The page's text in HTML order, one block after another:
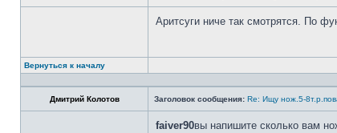
Аритсуги ниче так смотрятся. По
Вернуться к началу
Дмитрий Колотов Заголовок сообщения: Re: Ищу нож.5-
faiver90вы напишите сколько вам